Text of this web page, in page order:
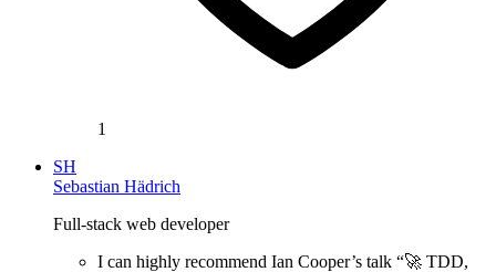
1
SH
Sebastian Hädrich
Full-stack web developer
I can highly recommend Ian Cooper’s talk “🚀 TDD,